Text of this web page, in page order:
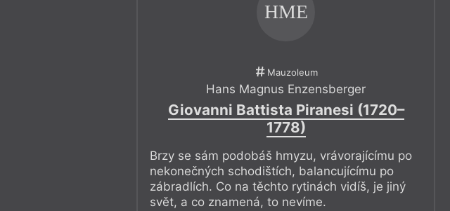
HME
Mauzoleum
Hans Magnus Enzensberger
Giovanni Battista Piranesi (1720–
1778)
Brzy se sám podobáš hmyzu, vrávorajícímu po
nekonečných schodištích, balancujícímu po
zábradlích. Co na těchto rytinách vidíš, je jiný
svět, a co znamená, to nevíme.